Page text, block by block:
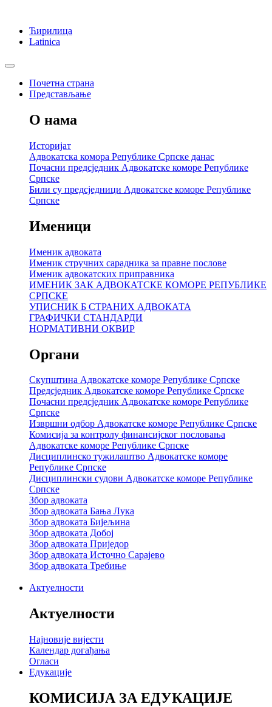
Ћирилица
Latinica
Почетна страна
Представљање
О нама
Историјат
Адвокатска комора Републике Српске данас
Почасни предсједник Адвокатске коморе Републике
Српске
Били су предсједници Адвокатске коморе Републике
Српске
Именици
Именик адвоката
Именик стручних сарадника за правне послове
Именик адвокатских приправника
ИМЕНИК ЗАК АДВОКАТСКЕ КОМОРЕ РЕПУБЛИКЕ
СРПСКЕ
УПИСНИК Б СТРАНИХ АДВОКАТА
ГРАФИЧКИ СТАНДАРДИ
НОРМАТИВНИ ОКВИР
Органи
Скупштина Адвокатске коморе Републике Српске
Предсједник Адвокатске коморе Републике Српске
Почасни предсједник Адвокатске коморе Републике
Српске
Извршни одбор Адвокатске коморе Републике Српске
Комисија за контролу финансијског пословања
Адвокатске коморе Републике Српске
Дисциплинско тужилаштво Адвокатске коморе
Републике Српске
Дисциплински судови Адвокатске коморе Републике
Српске
Збор адвоката
Збор адвоката Бања Лука
Збор адвоката Бијељина
Збор адвоката Добој
Збор адвоката Приједор
Збор адвоката Источно Сарајево
Збор адвоката Требиње
Актуелности
Актуелности
Најновије вијести
Календар догађања
Огласи
Едукације
КОМИСИЈА ЗА ЕДУКАЦИЈЕ